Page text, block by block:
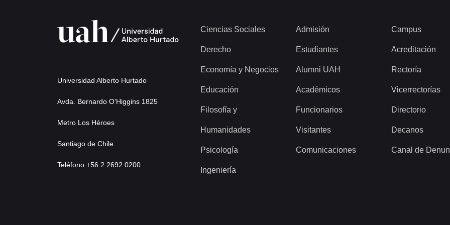
Universidad Alberto Hurtado
Avda. Bernardo O’Higgins 1825
Metro Los Héroes
Santiago de Chile
Teléfono +56 2 2692 0200
Ciencias Sociales
Derecho
Economía y Negocios
Educación
Filosofía y
Humanidades
Psicología
Ingeniería
Admisión
Estudiantes
Alumni UAH
Académicos
Funcionarios
Visitantes
Comunicaciones
Campus
Acreditación
Rectoría
Vicerrectorías
Directorio
Decanos
Canal de